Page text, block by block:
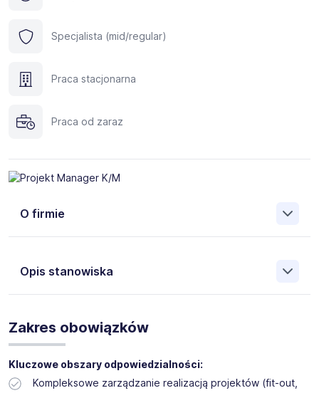
Specjalista (mid/regular)
Praca stacjonarna
Praca od zaraz
O firmie
poszukującymi nowego zatrudnienia. Główne założenia
opierają się na prowadzeniu analizy zatrudnienia u
nowych stanowisk pracy, określeniu kwalifikacji i
predyspozycji zawodowych kandydatów, selekcji
nadesłanych dokumentów aplikacyjnych oraz
przygotowaniu i przeprowadzeniu rozmów rekrutacyjnych
na wybrane stanowiska.
Opis stanowiska
doświadczonego i samodzielnego Project Managera
k/m , który przejmie stery nad realizacją projektów
hotelowych. Szukamy osoby z linii frontu, która doskonale
zna realia pracy na budowie.
Zakres obowiązków
Kluczowe obszary odpowiedzialności:
Kompleksowe zarządzanie realizacją projektów (fit-out,